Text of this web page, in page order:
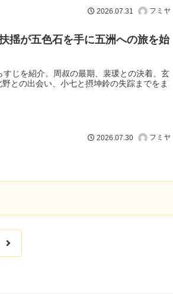
2026.07.31 フミヤ
揺が五色石を手に五洲への旅を始
すじを紹介。周叔の最期、裴瑗との決着、玄
との出会い、小七と摂坤鈴の失踪までをま
2026.07.30 フミヤ
次